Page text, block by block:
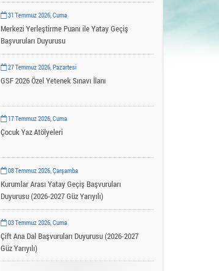
Uygulama ve Araştırma Merkezleri
YLSY Burs Programı
31 Temmuz 2026, Cuma
Merkezi Yerleştirme Puanı ile Yatay Geçiş
Başvuruları Duyurusu
27 Temmuz 2026, Pazartesi
GSF 2026 Özel Yetenek Sınavı İlanı
17 Temmuz 2026, Cuma
Çocuk Yaz Atölyeleri
08 Temmuz 2026, Çarşamba
Kurumlar Arası Yatay Geçiş Başvuruları
Duyurusu (2026-2027 Güz Yarıyılı)
03 Temmuz 2026, Cuma
Çift Ana Dal Başvuruları Duyurusu (2026-2027
Güz Yarıyılı)